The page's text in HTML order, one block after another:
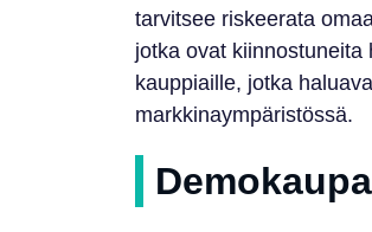
tarvitsee riskeerata
jotka ovat
kauppiaille, jotka
markkinaympäristössä.